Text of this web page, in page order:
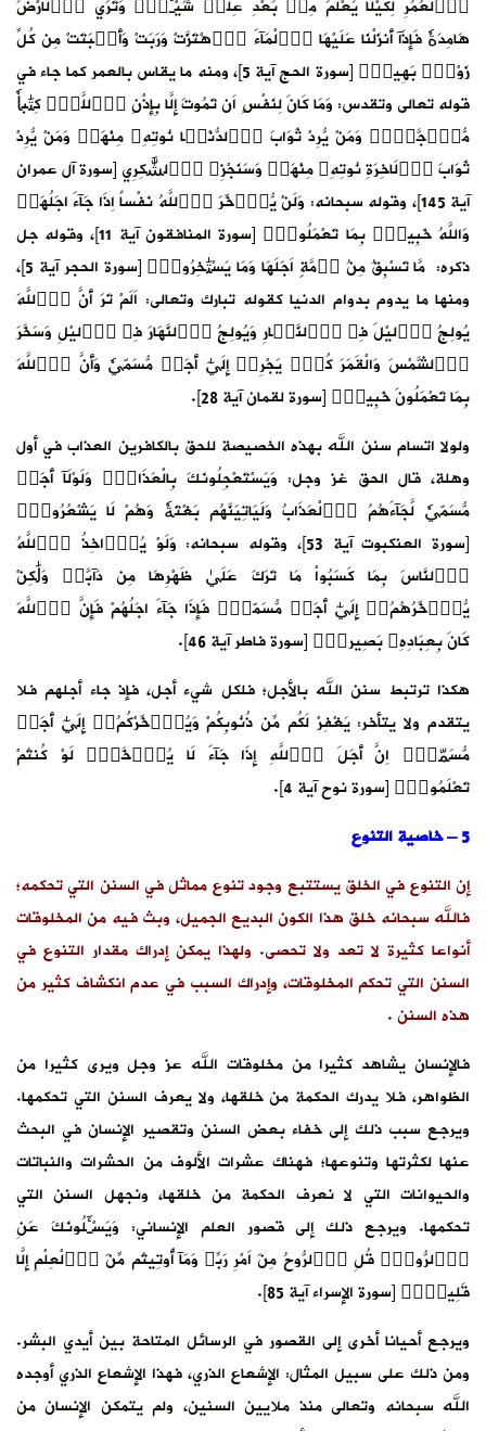
اِ۬لْعُمُرِ لِكَيْلَا يَعْلَمَ مِنۢ بَعْدِ عِلْمٖ شَيْـٔاٗۖ وَتَرَي اَ۬لَارْضَ
هَامِدَةٗ فَإِذَآ أَنزَلْنَا عَلَيْهَا اَ۬لْمَآءَ اَ۪هْتَزَّتْ وَرَبَتْ وَأَنۢبَتَتْ مِن كُلِّ
زَوْجِۢ بَهِيجٖۖ [سورة الحج آية 5]، ومنه ما يقاس بالعمر كما جاء في
قوله تعالى وتقدس: وَمَا كَانَ لِنَفْسٍ اَن تَمُوتَ إِلَّا بِإِذْنِ اِ۬للَّهِۖ كِتَٰباٗ
مُّوَ۬جَّلاٗۖ وَمَنْ يُّرِدْ ثَوَابَ اَ۬لدُّنْي۪ا نُوتِهِۦ مِنْهَاۖ وَمَنْ يُّرِدْ
ثَوَابَ اَ۬لَاخِرَةِ نُوتِهِۦ مِنْهَاۖ وَسَنَجْزِے اِ۬لشَّٰكِرِي [سورة آل عمران
آية 145]، وقوله سبحانه: وَلَنْ يُّوَ۬خِّرَ اَ۬للَّهُ نَفْساً اِذَا جَآءَ اجَلُهَاۖ
وَاللَّهُ خَبِيرُۢ بِمَا تَعْمَلُونَۖ [سورة المنافقون آية 11]، وقوله جل
ذكره: مَّا تَسْبِقُ مِنُ ا۟مَّةٍ اَجَلَهَا وَمَا يَسْتَٰخِرُونَۖ [سورة الحجر آية 5]،
ومنها ما يدوم بدوام الدنيا كقوله تبارك وتعالى: اَلَمْ تَرَ أَنَّ اَ۬للَّهَ
يُولِجُ اُ۬ليْلَ فِے اِ۬لنَّه۪ارِ وَيُولِجُ اُ۬لنَّهَارَ فِے اِ۬ليْلِ وَسَخَّرَ
اَ۬لشَّمْسَ وَالْقَمَرَ كُلّٞ يَجْرِےٓ إِلَيٰٓ أَجَلٖ مُّسَمّيٗ وَأَنَّ اَ۬للَّهَ
بِمَا تَعْمَلُونَ خَبِيرٞۖ [سورة لقمان آية 28].
ولولا اتسام سنن الله بهذه الخصيصة للحق بالكافرين العذاب في أول
وهلة، قال الحق غز وجل: وَيَسْتَعْجِلُونَكَ بِالْعَذَابِۖ وَلَوْلَآ أَجَلٞ
مُّسَمّيٗ لَّجَآءَهُمُ اُ۬لْعَذَابُ وَلَيَاتِيَنَّهُم بَغْتَةٗ وَهُمْ لَا يَشْعُرُونَۖ
[سورة العنكبوت آية 53]، وقوله سبحانه: وَلَوْ يُوَ۬اخِذُ اُ۬للَّهُ
اُ۬لنَّاسَ بِمَا كَسَبُواْ مَا تَرَكَ عَلَيٰ ظَهْرِهَا مِن دَآبَّةٖ وَلَٰكِنْ
يُّوَ۬خِّرُهُمُۥٓ إِلَيٰٓ أَجَلٖ مُّسَمّيٗۖ فَإِذَا جَآءَ اجَلُهُمْ فَإِنَّ اَ۬للَّهَ
كَانَ بِعِبَادِهِۦ بَصِيراٗۖ [سورة فاطر آية 46].
هكذا ترتبط سنن الله بالأجل؛ فلكل شيء أجل، فإذ جاء أجلهم فلا
يتقدم ولا يتأخر: يَغْفِرْ لَكُم مِّن ذُنُوبِكُمْ وَيُوَ۬خِّرْكُمُۥٓ إِلَيٰٓ أَجَلٖ
مُّسَمّيًۖ اِنَّ أَجَلَ اَ۬للَّهِ إِذَا جَآءَ لَا يُوَ۬خَّرُۖ لَوْ كُنتُمْ
تَعْلَمُونَۖ [سورة نوح آية 4].
5 – خاصية التنوع
إن التنوع في الخلق يستتبع وجود تنوع مماثل في السنن التي تحكمه؛
فالله سبحانه خلق هذا الكون البديع الجميل، وبث فيه من المخلوقات
أنواعا كثيرة لا تعد ولا تحصى. ولهذا يمكن إدراك مقدار التنوع في
السنن التي تحكم المخلوقات، وإدراك السبب في عدم انكشاف كثير من
هذه السنن .
فالإنسان يشاهد كثيرا من مخلوقات الله عز وجل ويرى كثيرا من
الظواهر، فلا يدرك الحكمة من خلقها، ولا يعرف السنن التي تحكمها.
ويرجع سبب ذلك إلى خفاء بعض السنن وتقصير الإنسان في البحث
عنها لكثرتها وتنوعها؛ فهناك عشرات الألوف من الحشرات والنباتات
والحيوانات التي لا نعرف الحكمة من خلقها، ونجهل السنن التي
تحكمها. ويرجع ذلك إلى قصور العلم الإنساني: وَيَسْـَٔلُونَكَ عَنِ
اِ۬لرُّوحِۖ قُلِ اِ۬لرُّوحُ مِنَ اَمْرِ رَبِّے وَمَآ أُوتِيتُم مِّنَ اَ۬لْعِلْمِ إِلَّا
قَلِيلاٗۖ [سورة الإسراء آية 85].
ويرجع أحيانا أخرى إلى القصور في الرسائل المتاحة بين أيدي البشر.
ومن ذلك على سبيل المثال: الإشعاع الذري، فهذا الإشعاع الذري أوجده
الله سبحانه وتعالى منذ ملايين السنين، ولم يتمكن الإنسان من